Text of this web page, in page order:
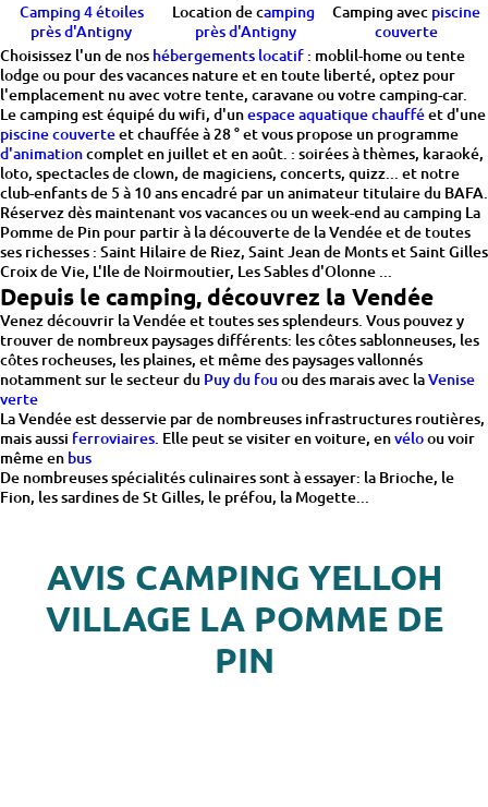
Camping 4 étoiles
près d'Antigny
Location de camping
près d'Antigny
Camping avec piscine
couverte
Choisissez l'un de nos hébergements locatif: moblil-home ou tente
lodge ou pour des vacances nature et en toute liberté, optez pour
l'emplacement nu avec votre tente, caravane ou votre camping-car.
Le camping est équipé du wifi, d'unespace aquatique chaufféet d'une
piscine couverteet chauffée à 28 ° et vous propose un programme
d'animationcomplet en juillet et en août. : soirées à thèmes, karaoké,
loto, spectacles de clown, de magiciens, concerts, quizz... et notre
club-enfants de 5 à 10 ans encadré par un animateur titulaire du BAFA.
Réservez dès maintenant vos vacances ou un week-end au camping La
Pomme de Pin pour partir à la découverte de la Vendée et de toutes
ses richesses : Saint Hilaire de Riez, Saint Jean de Monts et Saint Gilles
Croix de Vie, L'Ile de Noirmoutier, Les Sables d'Olonne ...
Depuis le camping, découvrez la Vendée
Venez découvrir la Vendée et toutes ses splendeurs. Vous pouvez y
trouver de nombreux paysages différents: les côtes sablonneuses, les
côtes rocheuses, les plaines, et même des paysages vallonnés
notamment sur le secteur du Puy du fou ou des marais avec laVenise
verte
La Vendée est desservie par de nombreuses infrastructures routières,
mais aussi ferroviaires. Elle peut se visiter en voiture, envéloou voir
même en bus
De nombreuses spécialités culinaires sont à essayer: la Brioche, le
Fion, les sardines de St Gilles, le préfou, la Mogette...
AVIS CAMPING YELLOH
VILLAGE LA POMME DE
PIN